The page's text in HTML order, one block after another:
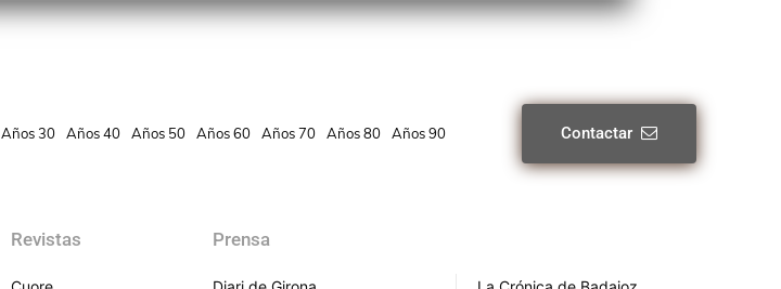
Años 30 Años 40 Años 50 Años 60 Años 70 Años 80 Años 90 Contactar
Revistas Prensa